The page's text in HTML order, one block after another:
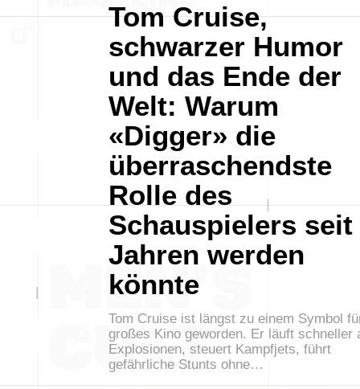
Tom Cruise,
schwarzer Humor
und das Ende der
Welt: Warum
«Digger» die
überraschendste
Rolle des
Schauspielers seit
Jahren werden
könnte
Tom Cruise ist längst zu einem Symbol
großes Kino geworden. Er läuft schneller
Explosionen, steuert Kampfjets, führt
gefährliche Stunts ohne…